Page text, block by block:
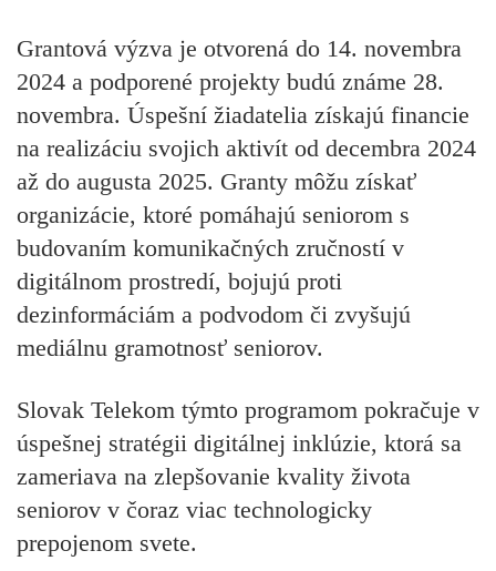
Grantová výzva je otvorená do 14. novembra
2024 a podporené projekty budú známe 28.
novembra. Úspešní žiadatelia získajú financie
na realizáciu svojich aktivít od decembra 2024
až do augusta 2025. Granty môžu získať
organizácie, ktoré pomáhajú seniorom s
budovaním komunikačných zručností v
digitálnom prostredí, bojujú proti
dezinformáciám a podvodom či zvyšujú
mediálnu gramotnosť seniorov.
Slovak Telekom týmto programom pokračuje v
úspešnej stratégii digitálnej inklúzie, ktorá sa
zameriava na zlepšovanie kvality života
seniorov v čoraz viac technologicky
prepojenom svete.